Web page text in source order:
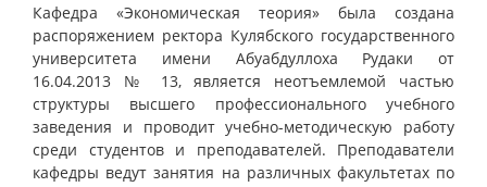
Кафедра «Экономическая теория» была создана
распоряжением ректора Кулябского государственного
университета имени Абуабдуллоха Рудаки от
16.04.2013 № 13, является неотъемлемой частью
структуры высшего профессионального учебного
заведения и проводит учебно-методическую работу
среди студентов и преподавателей. Преподаватели
кафедры ведут занятия на различных факультетах по